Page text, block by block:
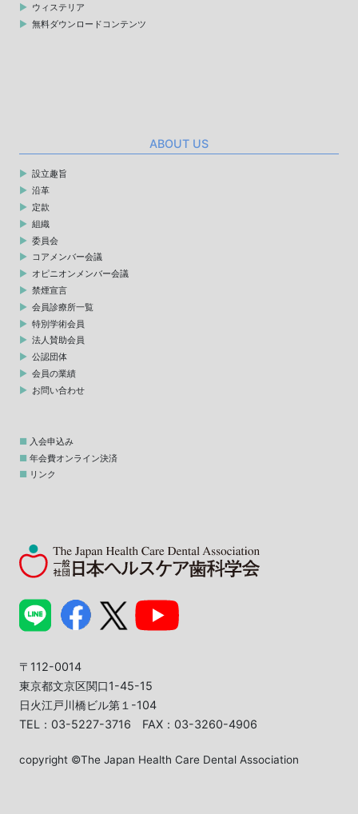
ウィステリア
無料ダウンロードコンテンツ
ABOUT US
設立趣旨
沿革
定款
組織
委員会
コアメンバー会議
オピニオンメンバー会議
禁煙宣言
会員診療所一覧
特別学術会員
法人賛助会員
公認団体
会員の業績
お問い合わせ
入会申込み
年会費オンライン決済
リンク
〒112-0014
東京都文京区関口1-45-15
日火江戸川橋ビル第１-104
TEL：03-5227-3716 FAX：03-3260-4906
copyright ©The Japan Health Care Dental Association